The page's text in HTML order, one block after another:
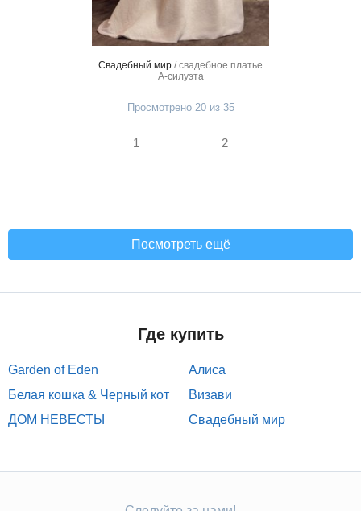
Свадебный мир / свадебное платье
А-силуэта
Просмотрено 20 из 35
1 2
Посмотреть ещё
Где купить
Garden of Eden
Алиса
Белая кошка & Черный кот
Визави
ДОМ НЕВЕСТЫ
Свадебный мир